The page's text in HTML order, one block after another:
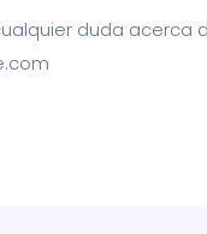
duda acerca